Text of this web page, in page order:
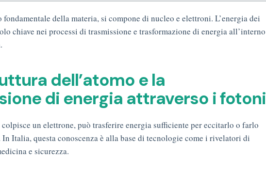
fondamentale della materia, si compone di nucleo e elettroni. L’energia dei
chiave nei processi di trasmissione e trasformazione di energia all’interno
dell’atomo e la
di energia attraverso i fotoni
un elettrone, può trasferire energia sufficiente per eccitarlo o farlo
In Italia, questa conoscenza è alla base di tecnologie come i rivelatori di
e sicurezza.